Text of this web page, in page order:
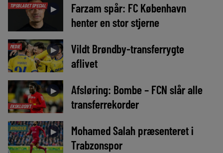
TIPSBLADET SPECIAL ►
Farzam spår: FC København
henter en stor stjerne
MEDIE ►
Vildt Brøndby-transferrygte
aflivet
EKSKLUSIVT
►
Afsløring: Bombe – FCN slår alle
transferrekorder
NYHEDER ►
Mohamed Salah præsenteret i
Trabzonspor